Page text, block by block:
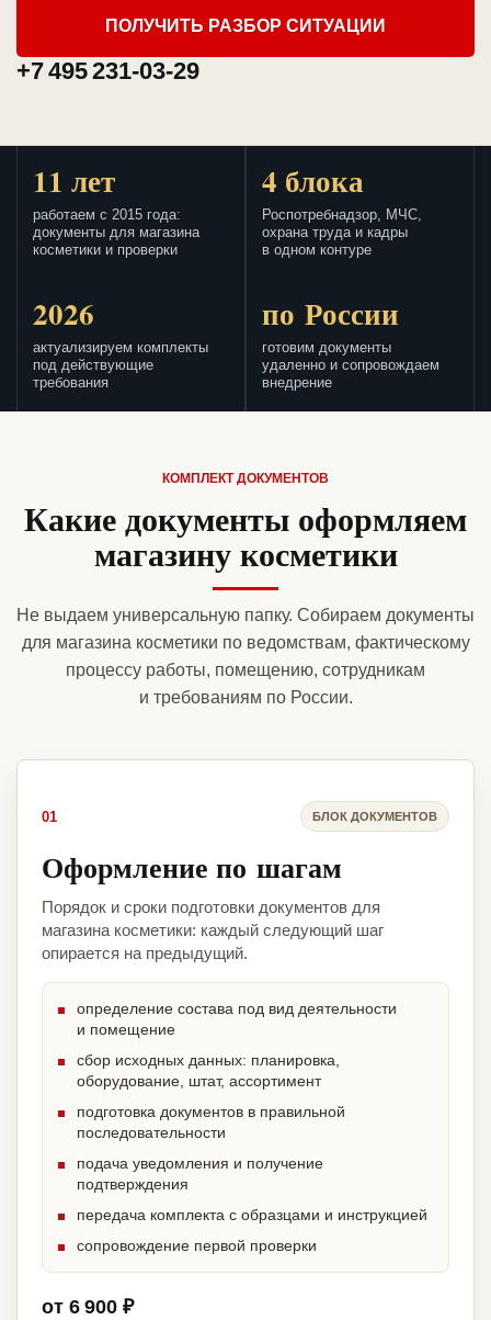
ПОЛУЧИТЬ РАЗБОР СИТУАЦИИ
+7 495 231-03-29
11 лет
работаем с 2015 года:
документы для магазина
косметики и проверки
4 блока
Роспотребнадзор, МЧС,
охрана труда и кадры
в одном контуре
2026
актуализируем комплекты
под действующие
требования
по России
готовим документы
удаленно и сопровождаем
внедрение
КОМПЛЕКТ ДОКУМЕНТОВ
Какие документы оформляем
магазину косметики
Не выдаем универсальную папку. Собираем документы
для магазина косметики по ведомствам, фактическому
процессу работы, помещению, сотрудникам
и требованиям по России.
01 БЛОК ДОКУМЕНТОВ
Оформление по шагам
Порядок и сроки подготовки документов для
магазина косметики: каждый следующий шаг
опирается на предыдущий.
определение состава под вид деятельности
и помещение
сбор исходных данных: планировка,
оборудование, штат, ассортимент
подготовка документов в правильной
последовательности
подача уведомления и получение
подтверждения
передача комплекта с образцами и инструкцией
сопровождение первой проверки
от 6 900 ₽